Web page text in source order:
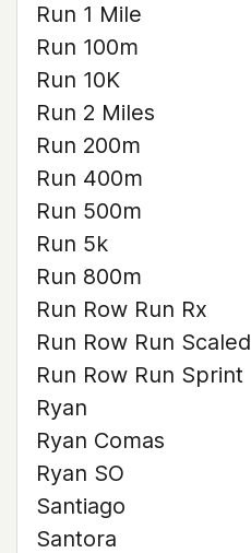
Run 1 Mile
Run 100m
Run 10K
Run 2 Miles
Run 200m
Run 400m
Run 500m
Run 5k
Run 800m
Run Row Run Rx
Run Row Run Scaled
Run Row Run Sprint
Ryan
Ryan Comas
Ryan SO
Santiago
Santora